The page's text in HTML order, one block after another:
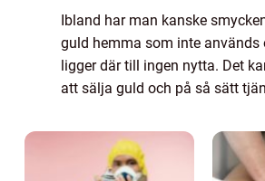
Ibland har man kanske
guld hemma som inte används
ligger där till ingen nytta. Det
att sälja guld och på så sätt
som man ha nytta av istället.